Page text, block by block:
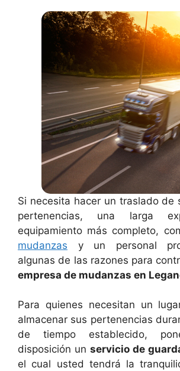
Si necesita hacer un traslado de
pertenencias, una larga
equipamiento más completo,
mudanzas y un personal
algunas de las razones para
empresa de mudanzas en
Para quienes necesitan un
almacenar sus pertenencias
de tiempo establecido,
disposición un servicio de
el cual usted tendrá la